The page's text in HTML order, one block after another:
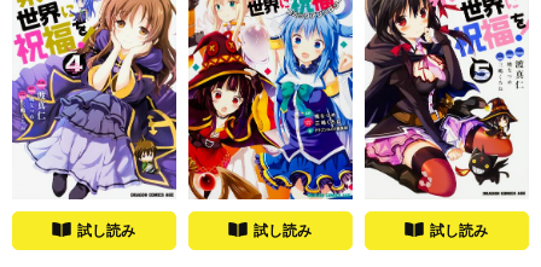
試し読み 試し読み 試し読み